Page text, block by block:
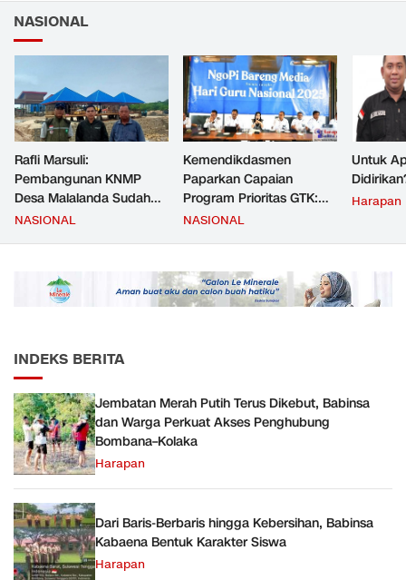
NASIONAL
Rafli Marsuli:
Pembangunan KNMP
Desa Malalanda Sudah
Mencapai 69 Persen dan
JMD dan JMF
NASIONAL
Kemendikdasmen
Paparkan Capaian
Program Prioritas GTK:
Kompetensi Meningkat,
NASIONAL
Untuk
Harapan
INDEKS BERITA
Jembatan Merah Putih Terus Dikebut, Babinsa
dan Warga Perkuat Akses Penghubung
Bombana–Kolaka
Harapan
Dari Baris-Berbaris hingga Kebersihan, Babinsa
Kabaena Bentuk Karakter Siswa
Harapan